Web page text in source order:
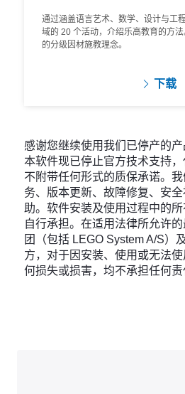
通过涵盖语言艺术、数学、设计与工
域的 20 个活动，介绍乐高教育的方
的分级因材施教理念。
下载
感谢您继续使用我们已停产的产
本软件现已停止官方技术支持，
不附带任何形式的质保承诺。
务、版本更新、故障修复、安
助。软件安装及使用过程中的
自行承担。在适用法律所允许
团（包括 LEGO System A/S）
方，对于因安装、使用或无法
何损失或损害，均不承担任何责